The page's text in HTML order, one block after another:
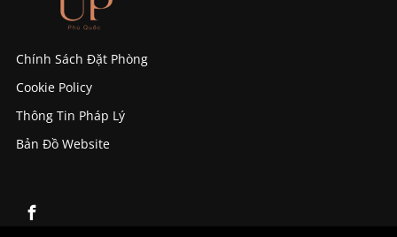
Chính Sách Đặt Phòng
Cookie Policy
Thông Tin Pháp Lý
Bản Đồ Website